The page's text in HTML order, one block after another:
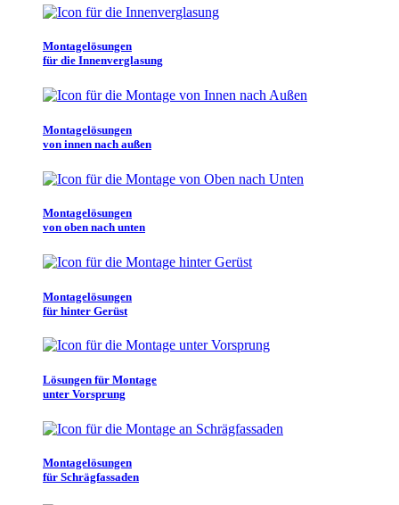
Montagelösungen
für die Innenverglasung
Montagelösungen
von innen nach außen
Montagelösungen
von oben nach unten
Montagelösungen
für hinter Gerüst
Lösungen für Montage
unter Vorsprung
Montagelösungen
für Schrägfassaden